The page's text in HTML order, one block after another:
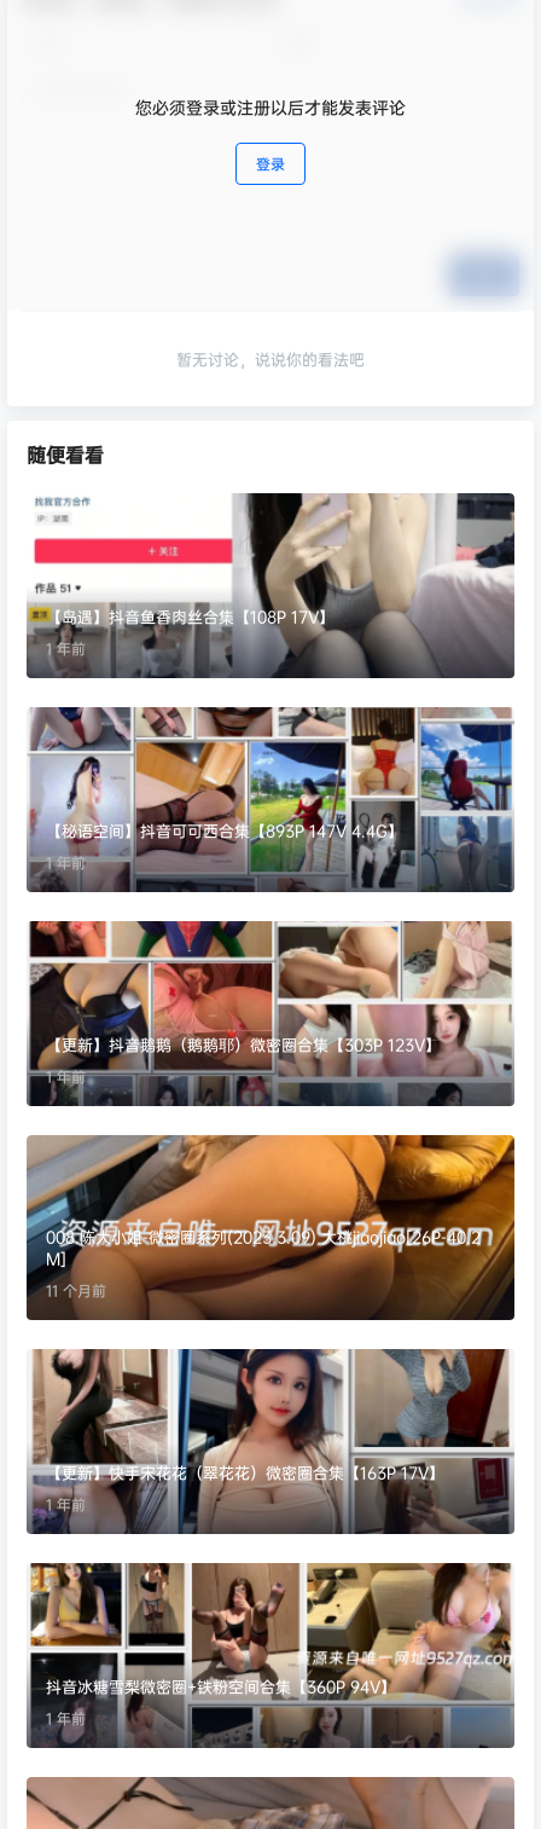
您必须登录或注册以后才能发表评论
登录
暂无讨论，说说你的看法吧
随便看看
【岛遇】抖音鱼香肉丝合集【108P 17V】
1 年前
【秘语空间】抖音可可西合集【893P 147V 4.4G】
1 年前
【更新】抖音鹅鹅（鹅鹅耶）微密圈合集【303P 123V】
1 年前
008.陈大小姐-微密圈系列(2023.3.09) 大桃jiaojiao[26P-40.2
M]
11 个月前
【更新】快手宋花花（翠花花）微密圈合集【163P 17V】
1 年前
抖音冰糖雪梨微密圈+铁粉空间合集【360P 94V】
1 年前